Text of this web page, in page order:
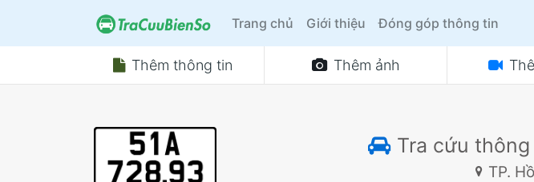
Trang chủ Giới thiệu Đóng góp thông tin
Thêm thông tin Thêm ảnh
Tra cứu
TP.